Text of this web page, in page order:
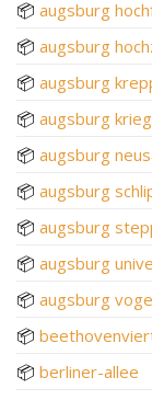
📦 augsburg
📦 augsburg
📦 augsburg
📦 augsburg
📦 augsburg
📦 augsburg
📦 augsburg
📦 augsburg
📦 augsburg
📦
📦 berliner-allee